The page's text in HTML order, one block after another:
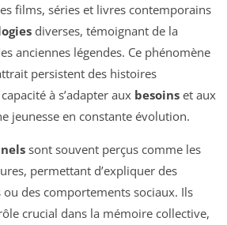
films, séries et livres contemporains
diverses, témoignant de la
anciennes légendes. Ce phénomène
persistent des histoires
à s’adapter aux besoins et aux
jeunesse en constante évolution.
sont souvent perçus comme les
permettant d’expliquer des
des comportements sociaux. Ils
crucial dans la mémoire collective,